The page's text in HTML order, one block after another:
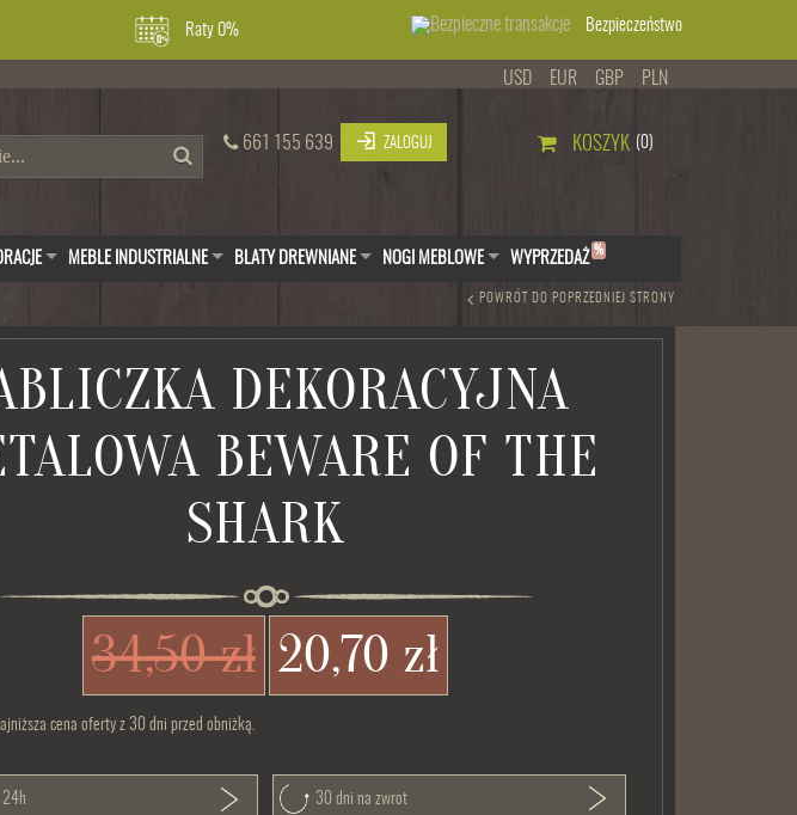
Raty 0% Bezpieczeństwo
USD EUR GBP PLN
661 155 639 ZALOGUJ KOSZYK (0)
MEBLE INDUSTRIALNE BLATY DREWNIANE NOGI MEBLOWE WYPRZEDAŻ %
POWRÓT DO POPRZEDNIEJ STRONY
DEKORACYJNA
BEWARE OF THE
SHARK
34,50 zł 20,70 zł
cena oferty z 30 dni przed obniżką.
24h 30 dni na zwrot